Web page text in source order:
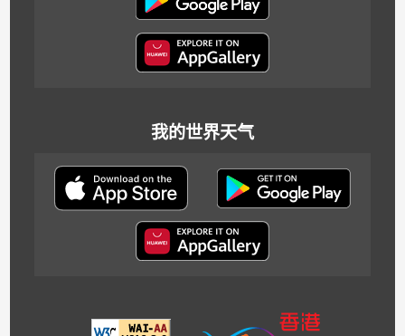
我的世界天气